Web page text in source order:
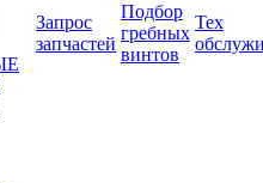
Запрос
запчастей
Подбор
гребных
винтов
Тех